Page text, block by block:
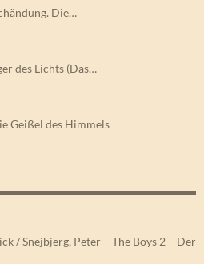
Die…
des Lichts (Das…
Geißel des Himmels
/ Snejbjerg, Peter – The Boys 2 – Der